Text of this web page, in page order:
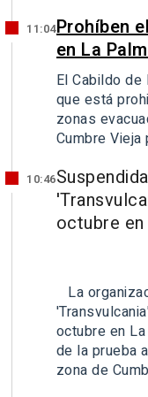
11:04Prohíben
en La
El Cabildo
que está
zonas
Cumbre
10:46
octubre
La
octubre en
de la prueba
zona de